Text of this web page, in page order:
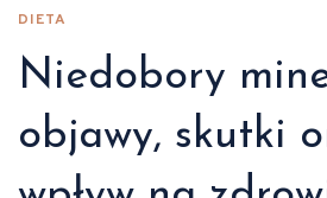
DIETA
Niedobory
objawy, skutki